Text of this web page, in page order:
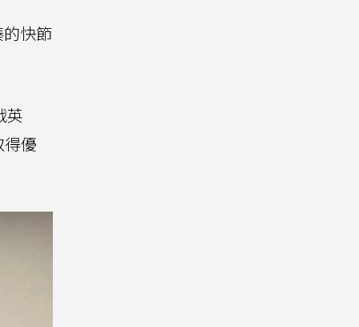
快節
英
優